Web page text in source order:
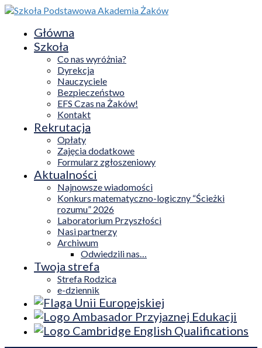
Główna
Szkoła
Co nas wyróżnia?
Dyrekcja
Nauczyciele
Bezpieczeństwo
EFS Czas na Żaków!
Kontakt
Rekrutacja
Opłaty
Zajęcia dodatkowe
Formularz zgłoszeniowy
Aktualności
Najnowsze wiadomości
Konkurs matematyczno-logiczny “Ścieżki
rozumu” 2026
Laboratorium Przyszłości
Nasi partnerzy
Archiwum
Odwiedzili nas…
Twoja strefa
Strefa Rodzica
e-dziennik